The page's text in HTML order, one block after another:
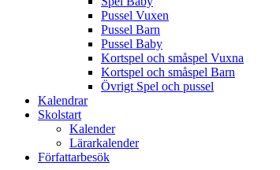
Pussel Vuxen
Pussel Barn
Pussel Baby
Kortspel och småspel Vuxna
Kortspel och småspel Barn
Övrigt Spel och pussel
Kalendrar
Skolstart
Kalender
Lärarkalender
Författarbesök